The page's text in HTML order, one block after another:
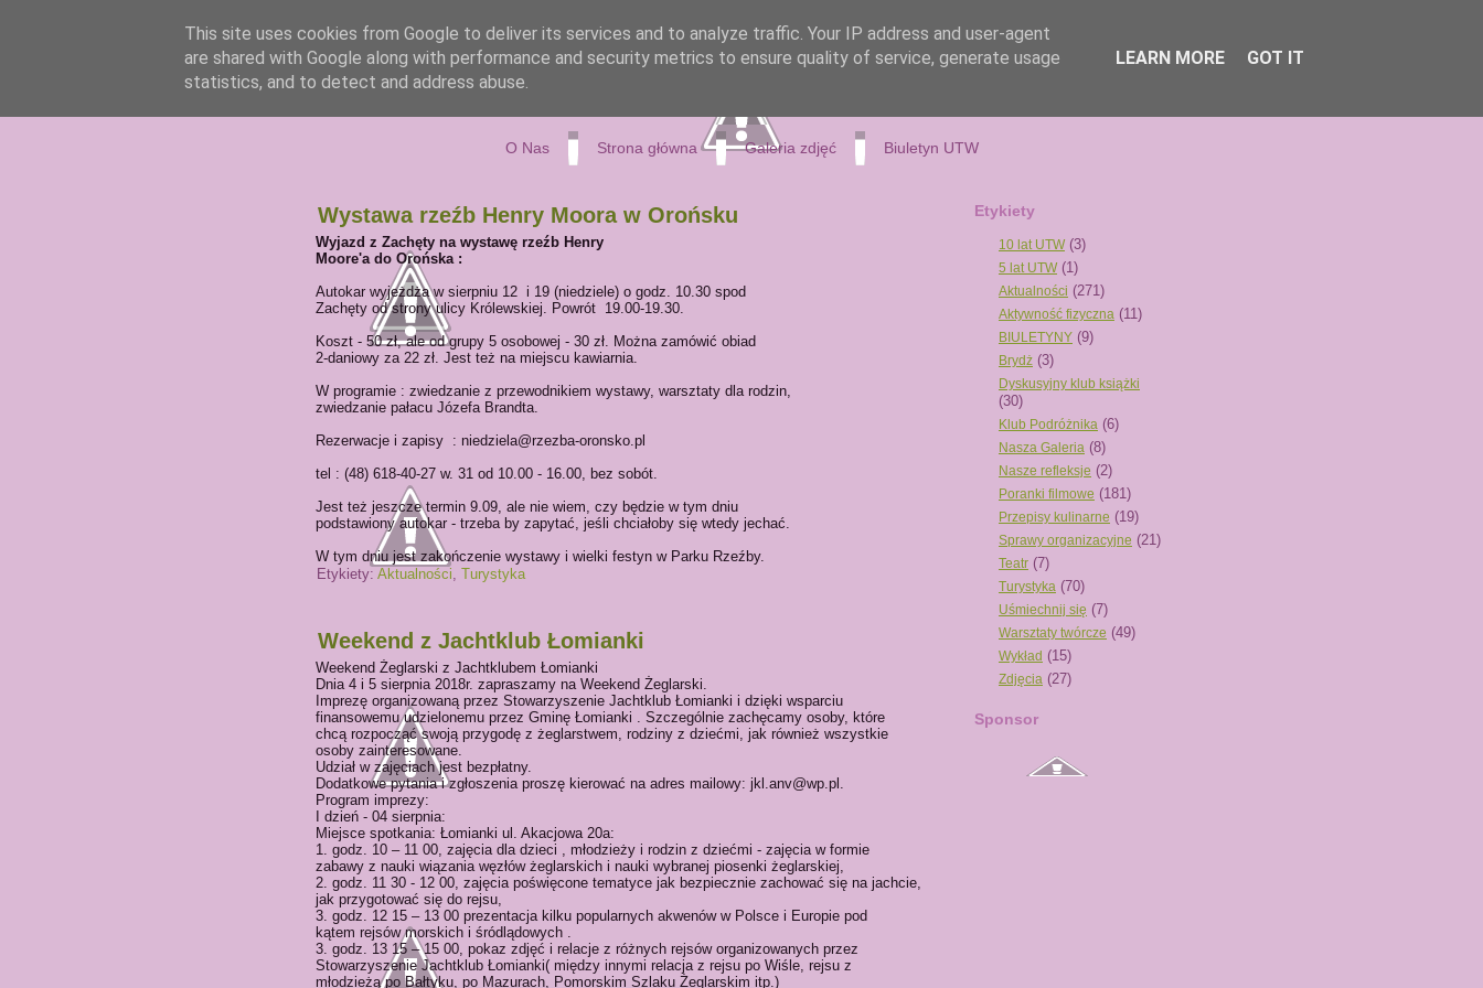
O Nas Strona główna Galeria zdjęć Biuletyn UTW
Wystawa rzeźb Henry Moora w Orońsku
Wyjazd z Zachęty na wystawę rzeźb Henry
Moore'a do Orońska :
Autokar wyjeżdża w sierpniu 12 i 19 (niedziele) o godz. 10.30 spod
Zachęty od strony ulicy Królewskiej. Powrót 19.00-19.30.
Koszt - 50 zł, ale od grupy 5 osobowej - 30 zł. Można zamówić obiad
2-daniowy za 22 zł. Jest też na miejscu kawiarnia.
W programie : zwiedzanie z przewodnikiem wystawy, warsztaty dla rodzin,
zwiedzanie pałacu Józefa Brandta.
Rezerwacje i zapisy : niedziela@rzezba-oronsko.pl
tel : (48) 618-40-27 w. 31 od 10.00 - 16.00, bez sobót.
Jest też jeszcze termin 9.09, ale nie wiem, czy będzie w tym dniu
podstawiony autokar - trzeba by zapytać, jeśli chciałoby się wtedy jechać.
W tym dniu jest zakończenie wystawy i wielki festyn w Parku Rzeźby.
Etykiety: Aktualności, Turystyka
Weekend z Jachtklub Łomianki
Weekend Żeglarski z Jachtklubem Łomianki
Dnia 4 i 5 sierpnia 2018r. zapraszamy na Weekend Żeglarski.
Imprezę organizowaną przez Stowarzyszenie Jachtklub Łomianki i dzięki wsparciu
finansowemu udzielonemu przez Gminę Łomianki . Szczególnie zachęcamy osoby, które
chcą rozpocząć swoją przygodę z żeglarstwem, rodziny z dziećmi, jak również wszystkie
osoby zainteresowane.
Udział w zajęciach jest bezpłatny.
Dodatkowe pytania i zgłoszenia proszę kierować na adres mailowy: jkl.anv@wp.pl.
Program imprezy:
I dzień - 04 sierpnia:
Miejsce spotkania: Łomianki ul. Akacjowa 20a:
1. godz. 10 – 11 00, zajęcia dla dzieci , młodzieży i rodzin z dziećmi - zajęcia w formie
zabawy z nauki wiązania węzłów żeglarskich i nauki wybranej piosenki żeglarskiej,
2. godz. 11 30 - 12 00, zajęcia poświęcone tematyce jak bezpiecznie zachować się na jachcie,
jak przygotować się do rejsu,
3. godz. 12 15 – 13 00 prezentacja kilku popularnych akwenów w Polsce i Europie pod
kątem rejsów morskich i śródlądowych .
3. godz. 13 15 – 15 00, pokaz zdjęć i relacje z różnych rejsów organizowanych przez
Stowarzyszenie Jachtklub Łomianki( między innymi relacja z rejsu po Wiśle, rejsu z
młodzieżą po Bałtyku, po Mazurach, Pomorskim Szlaku Żeglarskim itp.)
Etykiety
10 lat UTW (3)
5 lat UTW (1)
Aktualności (271)
Aktywność fizyczna (11)
BIULETYNY (9)
Brydż (3)
Dyskusyjny klub książki
(30)
Klub Podróżnika (6)
Nasza Galeria (8)
Nasze refleksje (2)
Poranki filmowe (181)
Przepisy kulinarne (19)
Sprawy organizacyjne (21)
Teatr (7)
Turystyka (70)
Uśmiechnij się (7)
Warsztaty twórcze (49)
Wykład (15)
Zdjęcia (27)
Sponsor
This site uses cookies from Google to deliver its services and to analyze traffic. Your IP address and user-agent
are shared with Google along with performance and security metrics to ensure quality of service, generate usage
statistics, and to detect and address abuse.
LEARN MORE GOT IT